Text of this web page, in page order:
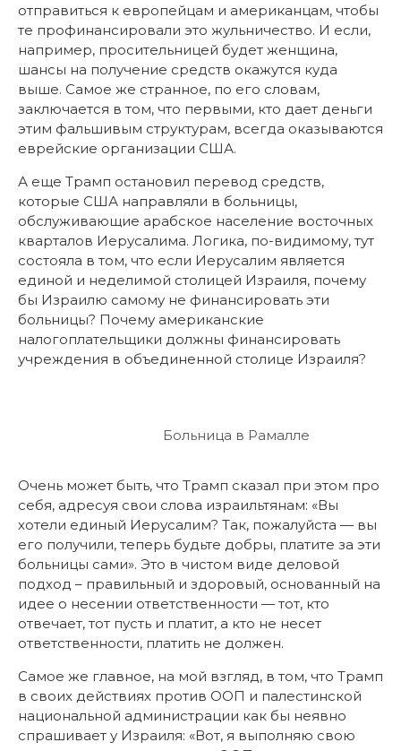
отправиться к европейцам и американцам, чтобы
те профинансировали это жульничество. И если,
например, просительницей будет женщина,
шансы на получение средств окажутся куда
выше. Самое же странное, по его словам,
заключается в том, что первыми, кто дает деньги
этим фальшивым структурам, всегда оказываются
еврейские организации США.
А еще Трамп остановил перевод средств,
которые США направляли в больницы,
обслуживающие арабское население восточных
кварталов Иерусалима. Логика, по-видимому, тут
состояла в том, что если Иерусалим является
единой и неделимой столицей Израиля, почему
бы Израилю самому не финансировать эти
больницы? Почему американские
налогоплательщики должны финансировать
учреждения в объединенной столице Израиля?
Больница в Рамалле
Очень может быть, что Трамп сказал при этом про
себя, адресуя свои слова израильтянам: «Вы
хотели единый Иерусалим? Так, пожалуйста — вы
его получили, теперь будьте добры, платите за эти
больницы сами». Это в чистом виде деловой
подход – правильный и здоровый, основанный на
идее о несении ответственности — тот, кто
отвечает, тот пусть и платит, а кто не несет
ответственности, платить не должен.
Самое же главное, на мой взгляд, в том, что Трамп
в своих действиях против ООП и палестинской
национальной администрации как бы неявно
спрашивает у Израиля: «Вот, я выполняю свою